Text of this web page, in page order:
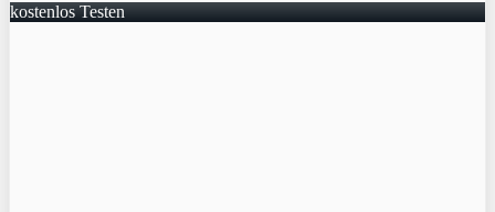
kostenlos Testen